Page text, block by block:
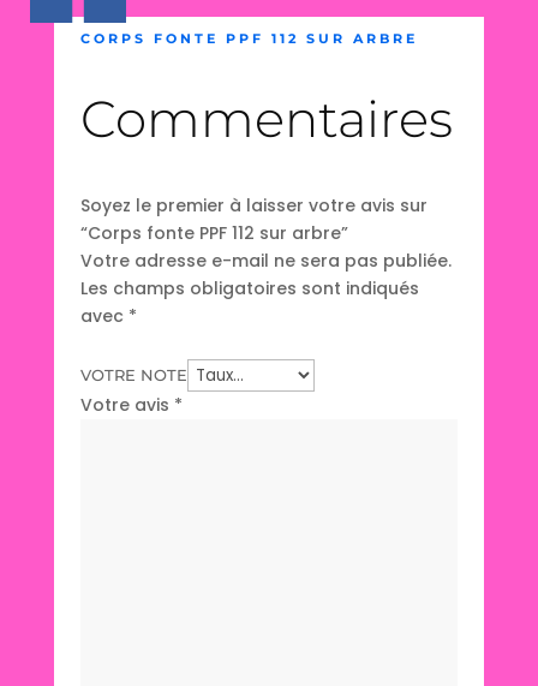
CORPS FONTE PPF 112 SUR ARBRE
Commentaires
Soyez le premier à laisser votre avis sur
“Corps fonte PPF 112 sur arbre”
Votre adresse e-mail ne sera pas publiée.
Les champs obligatoires sont indiqués
avec *
VOTRE NOTE
Votre avis *